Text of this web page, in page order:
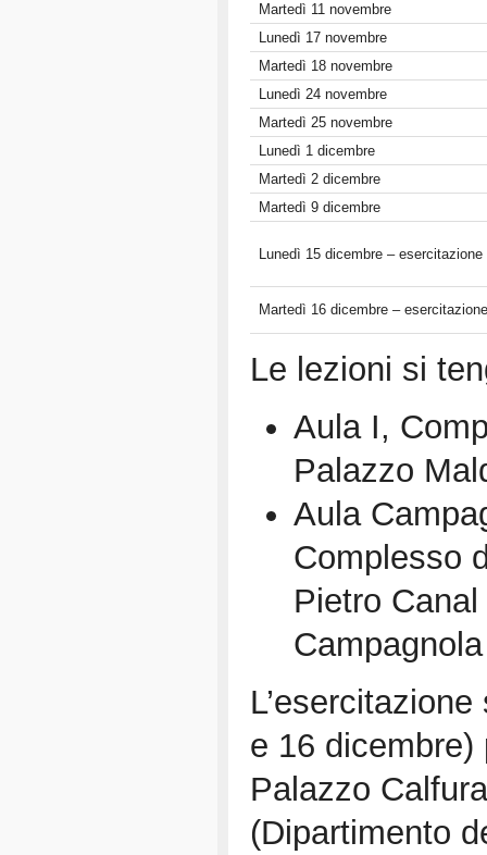
Martedì 11 novembre
Lunedì 17 novembre
Martedì 18 novembre
Lunedì 24 novembre
Martedì 25 novembre
Lunedì 1 dicembre
Martedì 2 dicembre
Martedì 9 dicembre
Lunedì 15 dicembre – esercitazione
Martedì 16 dicembre – esercitazione
Le lezioni si
Aula I,
Palazzo
Aula
Complesso
Pietro
e 16
Palazzo
(Dipartimento